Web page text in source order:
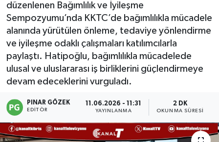
düzenlenen Bağımlılık ve İyileşme
Sempozyumu’nda KKTC’de bağımlılıkla mücadele
alanında yürütülen önleme, tedaviye yönlendirme
ve iyileşme odaklı çalışmaları katılımcılarla
paylaştı. Hatipoğlu, bağımlılıkla mücadelede
ulusal ve uluslararası iş birliklerini güçlendirmeye
devam edeceklerini vurguladı.
PINAR GÖZEK
EDITÖR
11.06.2026 - 11:31
YAYINLANMA
2 DK
OKUNMA SÜRESI